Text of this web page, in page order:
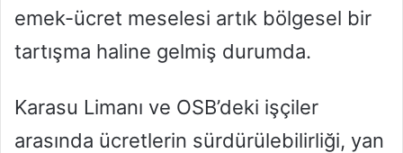
emek-ücret meselesi artık bölgesel bir
tartışma haline gelmiş durumda.
Karasu Limanı ve OSB’deki işçiler
arasında ücretlerin sürdürülebilirliği, yan